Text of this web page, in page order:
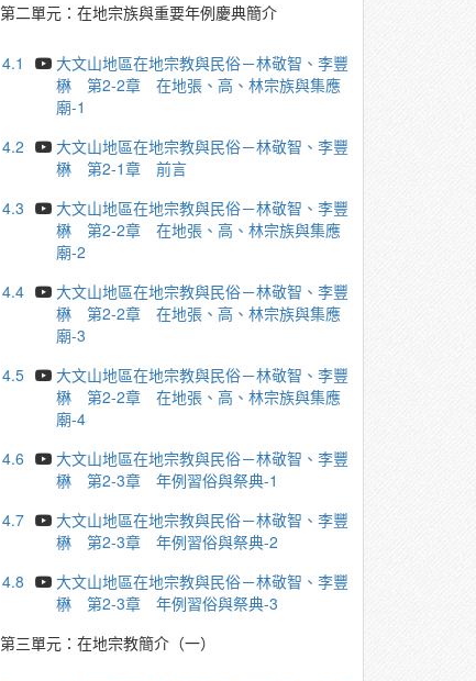
第二單元：在地宗族與重要年例慶典簡介
4.1
大文山地區在地宗教與民俗－林敬智、李豐
楙 第2-2章 在地張、高、林宗族與集應
廟-1
4.2
大文山地區在地宗教與民俗－林敬智、李豐
楙 第2-1章 前言
4.3
大文山地區在地宗教與民俗－林敬智、李豐
楙 第2-2章 在地張、高、林宗族與集應
廟-2
4.4
大文山地區在地宗教與民俗－林敬智、李豐
楙 第2-2章 在地張、高、林宗族與集應
廟-3
4.5
大文山地區在地宗教與民俗－林敬智、李豐
楙 第2-2章 在地張、高、林宗族與集應
廟-4
4.6
大文山地區在地宗教與民俗－林敬智、李豐
楙 第2-3章 年例習俗與祭典-1
4.7
大文山地區在地宗教與民俗－林敬智、李豐
楙 第2-3章 年例習俗與祭典-2
4.8
大文山地區在地宗教與民俗－林敬智、李豐
楙 第2-3章 年例習俗與祭典-3
第三單元：在地宗教簡介（一）